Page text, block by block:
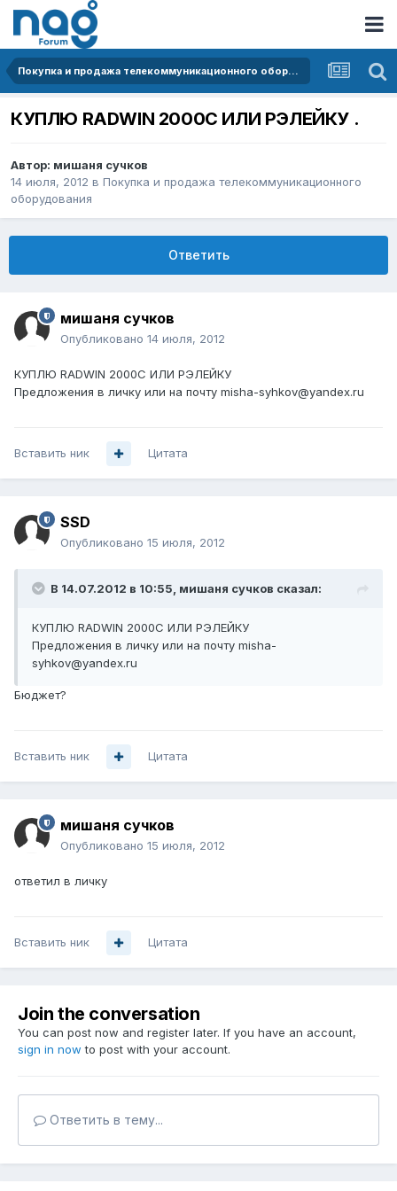
Покупка и продажа телекоммуникационного оборудования
КУПЛЮ RADWIN 2000C ИЛИ РЭЛЕЙКУ .
Автор: мишаня сучков
14 июля, 2012 в Покупка и продажа телекоммуникационного
оборудования
Ответить
мишаня сучков
Опубликовано 14 июля, 2012
КУПЛЮ RADWIN 2000C ИЛИ РЭЛЕЙКУ
Предложения в личку или на почту misha-syhkov@yandex.ru
Вставить ник Цитата
SSD
Опубликовано 15 июля, 2012
В 14.07.2012 в 10:55, мишаня сучков сказал:
КУПЛЮ RADWIN 2000C ИЛИ РЭЛЕЙКУ
Предложения в личку или на почту misha-
syhkov@yandex.ru
Бюджет?
Вставить ник Цитата
мишаня сучков
Опубликовано 15 июля, 2012
ответил в личку
Вставить ник Цитата
Join the conversation
You can post now and register later. If you have an account,
sign in now to post with your account.
Ответить в тему...